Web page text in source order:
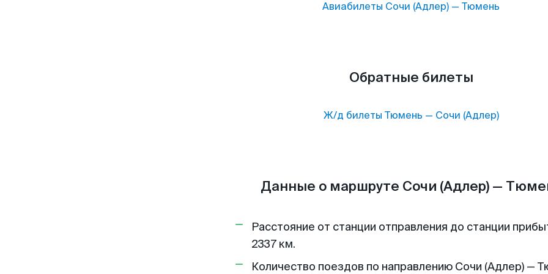
Авиабилеты Сочи (Адлер) — Тюмень
Обратные билеты
Ж/д билеты Тюмень — Сочи (Адлер)
Данные о маршруте Сочи (Адлер) —
Расстояние от станции отправления до станции
2337 км.
Количество поездов по направлению Сочи (Адлер) —